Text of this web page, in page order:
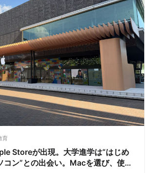
育
Storeが出現。大学進学は“はじめ
コン”との出会い。Macを選び、使う